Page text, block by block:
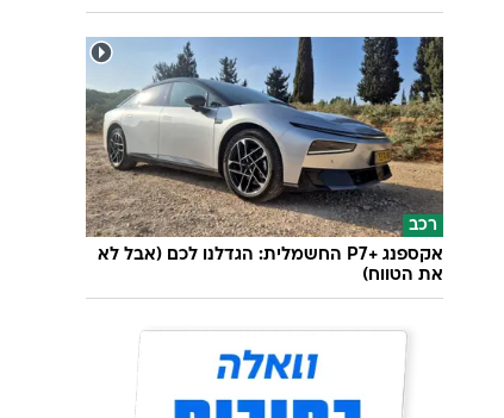
רכב
אקספנג +P7 החשמלית: הגדלנו לכם (אבל לא
את הטווח)